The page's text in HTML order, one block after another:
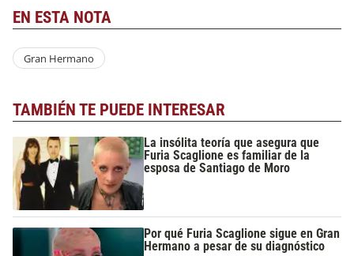
EN ESTA NOTA
Gran Hermano
TAMBIÉN TE PUEDE INTERESAR
La insólita teoría que asegura que
Furia Scaglione es familiar de la
esposa de Santiago de Moro
Por qué Furia Scaglione sigue en Gran
Hermano a pesar de su diagnóstico